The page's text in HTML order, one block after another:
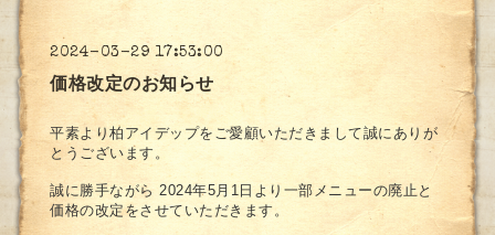
2024-03-29 17:53:00
価格改定のお知らせ
平素より柏アイデップをご愛顧いただきまして誠にありが
とうございます。
誠に勝手ながら 2024年5月1日より一部メニューの廃止と
価格の改定をさせていただきます。